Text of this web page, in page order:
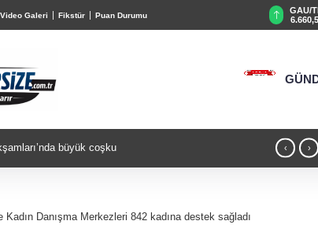
Video Galeri Fikstür Puan Durumu
0,0018%0,32
18:51 - Akustik
‹ ›
Kadın Danışma Merkezleri 842 kadına destek sağladı